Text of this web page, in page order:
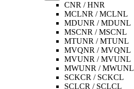
CNR / HNR
MCLNR / MCLNL
MDUNR / MDUNL
MSCNR / MSCNL
MTUNR / MTUNL
MVQNR / MVQNL
MVUNR / MVUNL
MWUNR / MWUNL
SCKCR / SCKCL
SCLCR / SCLCL